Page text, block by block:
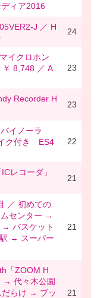
ィア2016
J ／ H
24
イクロホン
￥ 8,748 ／ A
23
Recorder H
23
イノーラ
ク付き ES4
22
レコーダ」
21
／ 初めての
ムセンター →
バスケット
→ スーパー
21
「ZOOM H
→ 代々木公園
らけ → ブッ
21